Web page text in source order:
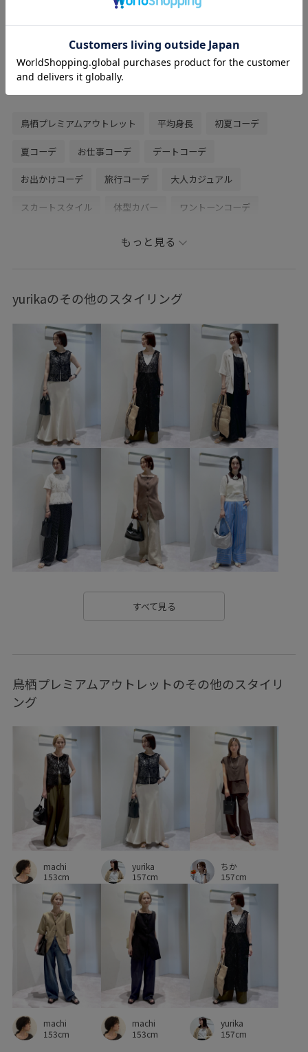
るのにちょうどいい大きさです。(長財布は
入らないと思います。。)
ショルダーにもできてその日の雰囲気で持
ち方を変えられます！
関連タグ
鳥栖プレミアムアウトレット 平均身長 初夏コーデ
夏コーデ お仕事コーデ デートコーデ
お出かけコーデ 旅行コーデ 大人カジュアル
スカートスタイル 体型カバー ワントーンコーデ
フェミニンコーデ
トップス キャミソール
GAV76010 GAX06260 25SS30 FEMME_TIMESALE
SETUP setup_pickup さらりとした ふっくら
アクセサリー インナーFEMME ウエストがゴム
ウエストタック ウエストマーク オーガニック
オーガンジー オールシーズン カーディガン
コットン サスティナブル シャツ
シャリ感 ジャケット
スタイルアップ スッキリ ストラップ スラックス
スラブ セットアップ対象商品 タック
ツイード素材
バックデザイン パンツ フェイクレザー
ベーシック ベーシックカラー ミニバッグ リネン
リネンシャツ
ヴィンテージ感 伸縮性 光沢感 凹凸感
抜け感 接触冷感 撚糸 春夏 細く見える
肌馴染が良い 軽やかな雰囲気
透け感 速乾性 長さ調節可能
もっと見る
yurikaのその他のスタイリング
すべて見る
鳥栖プレミアムアウトレットのその他のスタイリ
ング
machi
153cm
yurika
157cm
ちか
157cm
machi
153cm
machi
153cm
yurika
157cm